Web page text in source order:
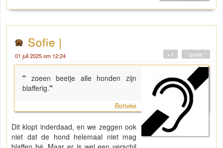
Sofie |
01 juli 2025 om 12:24 " quote "
+1
" zoeen beetje alle honden zijn
blafferig."
Botteke
Dit klopt inderdaad, en we zeggen ook
niet dat de hond helemaal niet mag